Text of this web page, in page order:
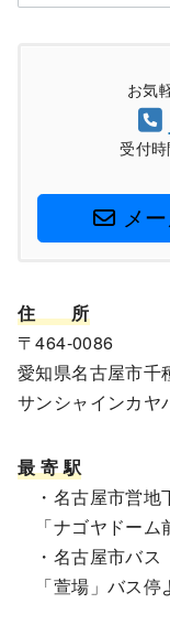
お気
受付
メ
住
所
〒464-0086
愛知県名古屋市千
サンシャインカヤ
最 寄 駅
・名古屋市営地
「ナゴヤドーム
・名古屋市バス
「萱場」バス停